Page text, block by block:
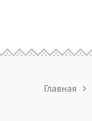
Главная